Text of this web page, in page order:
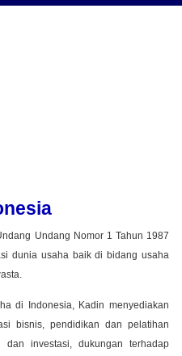
Undang Nomor 1 Tahun 1987
dunia usaha baik di bidang usaha
di Indonesia, Kadin menyediakan
bisnis, pendidikan dan pelatihan
dan investasi, dukungan terhadap